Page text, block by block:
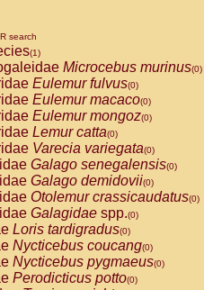
Cebus capucinus
Cebus nigrivittatus
Cebus spp.(0)
Saimiri boliviensis(0)
Saimiri sciureus(0)
Alouatta caraya(0)
Alouatta fusca(0)
Alouatta seniculus(0)
Alouattaspp.(0)
Ateles belzebuth(0)
Ateles geoffroyi(0)
Ateles paniscus(0)
Atelesspp.(0)
Lagothrix lagothricha(0)
Lagothrix lagothricha cana
Cacajao calvus
search
(1)
Microcebus murinus(0)
Eulemur fulvus(0)
Eulemur macaco(0)
Eulemur mongoz(0)
Lemur catta(0)
Varecia variegata(0)
Galago senegalensis(0)
Galago demidovii(0)
Otolemur crassicaudatus(0)
Galagidae spp.(0)
Loris tardigradus(0)
Nycticebus coucang(0)
Nycticebus pygmaeus(0)
Perodicticus potto(0)